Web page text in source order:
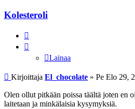
Kolesteroli
Lainaa
Viesti
Kirjoittaja El_chocolate » Pe Elo 29,
Olen ollut pitkään poissa täältä joten en
laitetaan ja minkälaisia kysymyksiä.